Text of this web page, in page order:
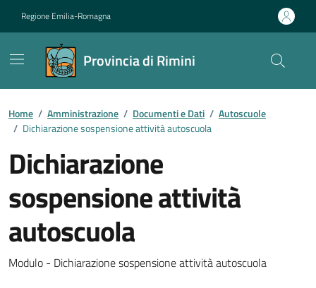
Regione Emilia-Romagna
Provincia di Rimini
Contenuti in evidenza
Home / Amministrazione / Documenti e Dati / Autoscuole
/ Dichiarazione sospensione attività autoscuola
Dichiarazione
sospensione attività
autoscuola
Dettagli del documento
Modulo - Dichiarazione sospensione attività autoscuola